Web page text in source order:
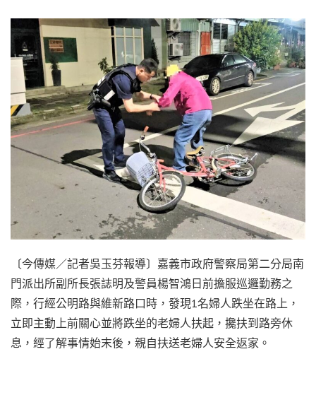
〔今傳媒／記者吳玉芬報導〕嘉義市政府警察局第二分局南
門派出所副所長張誌明及警員楊智鴻日前擔服巡邏勤務之
際，行經公明路與維新路口時，發現1名婦人跌坐在路上，
立即主動上前關心並將跌坐的老婦人扶起，攙扶到路旁休
息，經了解事情始末後，親自扶送老婦人安全返家。